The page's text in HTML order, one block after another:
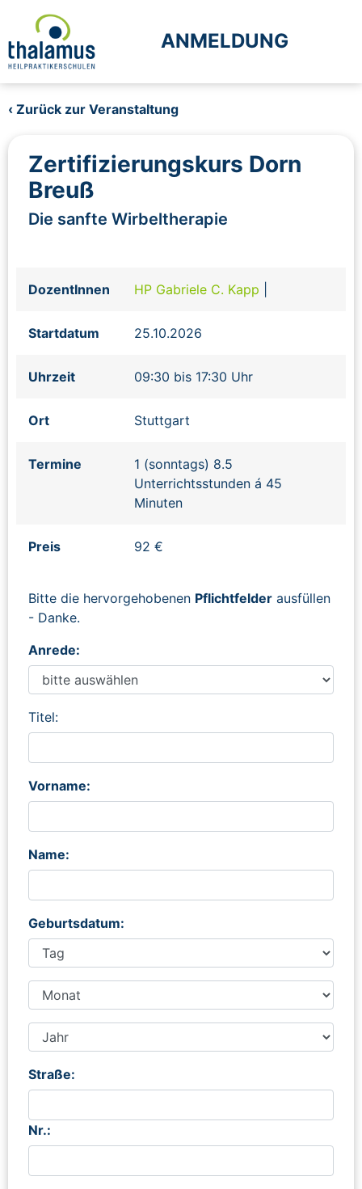
ANMELDUNG
‹ Zurück zur Veranstaltung
Zertifizierungskurs Dorn
Breuß
Die sanfte Wirbeltherapie
DozentInnen HP Gabriele C. Kapp
Startdatum 25.10.2026
Uhrzeit 09:30 bis 17:30 Uhr
Ort Stuttgart
Termine
1 (sonntags) 8.5
Unterrichtsstunden á 45
Minuten
Preis 92 €
Bitte die hervorgehobenen Pflichtfelder ausfüllen
- Danke.
Anrede:
Titel:
Vorname:
Name:
Geburtsdatum:
Straße:
Nr.: